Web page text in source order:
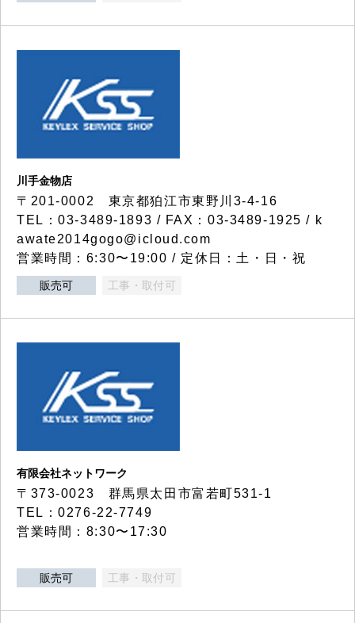
川手金物店
〒201-0002 東京都狛江市東野川3-4-16
TEL：03-3489-1893 / FAX：03-3489-1925 / k
awate2014gogo@icloud.com
営業時間：6:30〜19:00 / 定休日：土・日・祝
販売可 工事・取付可
有限会社ネットワーク
〒373-0023 群馬県太田市富若町531-1
TEL：0276-22-7749
営業時間：8:30〜17:30
販売可 工事・取付可